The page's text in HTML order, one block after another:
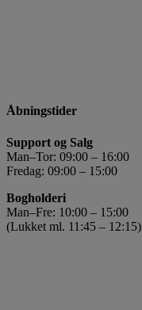
Åbningstider
Support og Salg
Man–Tor: 09:00 – 16:00
Fredag: 09:00 – 15:00
Bogholderi
Man–Fre: 10:00 – 15:00
(Lukket ml. 11:45 – 12:15)